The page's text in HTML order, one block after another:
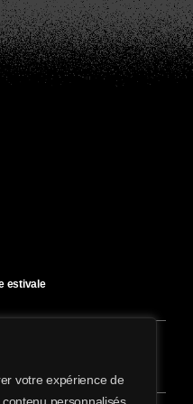
votre expérience de
estivale